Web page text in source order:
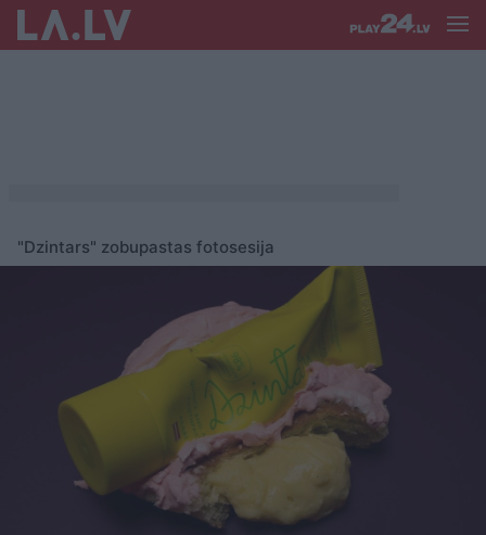
"Dzintars" zobupastas fotosesija